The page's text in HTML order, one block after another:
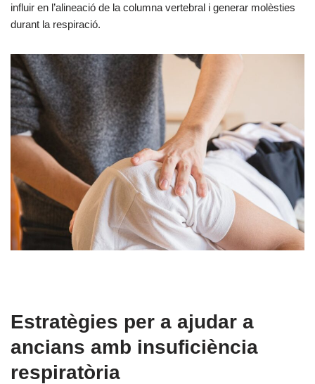
influir en l’alineació de la columna vertebral i generar molèsties
durant la respiració.
Estratègies per a ajudar a
ancians amb insuficiència
respiratòria